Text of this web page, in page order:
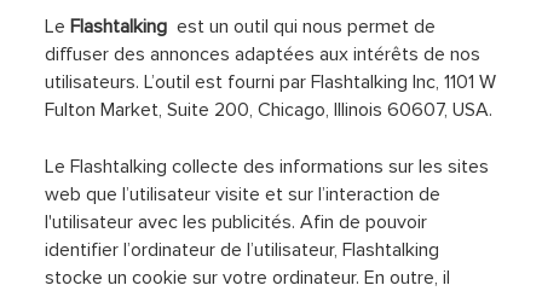
LeFlashtalking est un outil qui nous permet de
diffuser des annonces adaptées aux intérêts de nos
utilisateurs. L’outil est fourni par Flashtalking Inc, 1101 W
Fulton Market, Suite 200, Chicago, Illinois 60607, USA.
Le Flashtalking collecte des informations sur les sites
web que l’utilisateur visite et sur l’interaction de
l'utilisateur avec les publicités. Afin de pouvoir
identifier l’ordinateur de l’utilisateur, Flashtalking
stocke un cookie sur votre ordinateur. En outre, il